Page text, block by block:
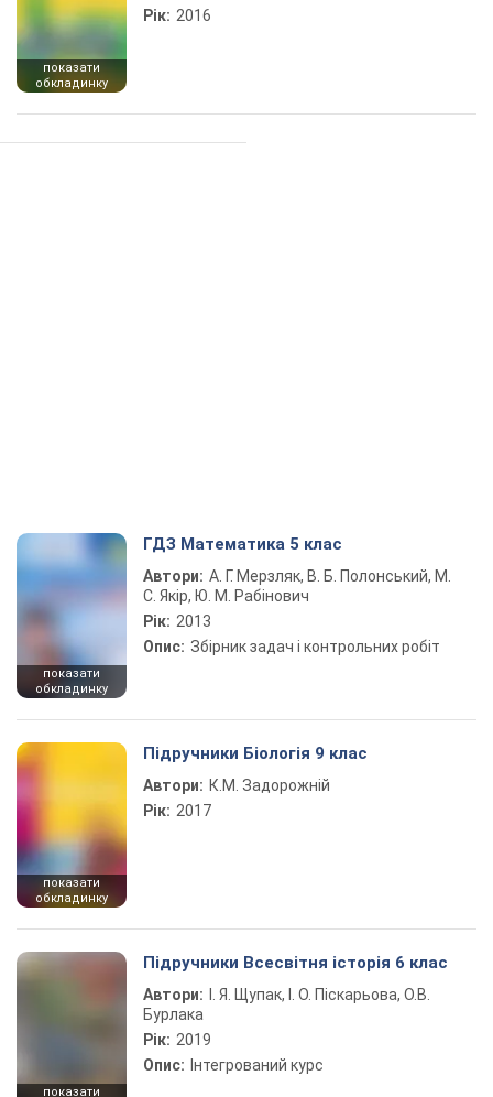
показати
обкладинку
Рік: 2016
показати
обкладинку
ГДЗ Математика 5 клас
Автори: А. Г. Мерзляк, В. Б. Полонський, М.
С. Якір, Ю. М. Рабінович
Рік: 2013
Опис: Збірник задач і контрольних робіт
показати
обкладинку
Підручники Біологія 9 клас
Автори: К.М. Задорожній
Рік: 2017
показати
Підручники Всесвітня історія 6 клас
Автори:
І. Я. Щупак, І. О. Піскарьова, О.В.
Бурлака
Рік: 2019
Опис: Інтегрований курс